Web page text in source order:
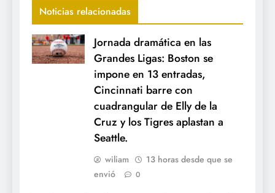
Noticias relacionadas
Jornada dramática en las
Grandes Ligas: Boston se
impone en 13 entradas,
Cincinnati barre con
cuadrangular de Elly de la
Cruz y los Tigres aplastan a
Seattle.
wiliam
13 horas desde que se
envió
0